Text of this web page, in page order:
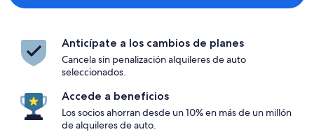
Anticípate a los cambios de planes
Cancela sin penalización alquileres de auto
seleccionados.
Accede a beneficios
Los socios ahorran desde un 10% en más de un millón
de alquileres de auto.